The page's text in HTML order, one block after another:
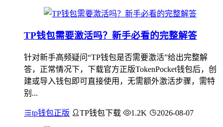
TP钱包需要激活吗？新手必看的完整解答
针对新手高频疑问“TP钱包是否需要激活”给出完整解
答，正常情况下，下载官方正版TokenPocket钱包后，创
建或导入钱包即可直接使用，无需额外激活步骤，需特
别...
tp钱包正版 TP钱包下载 1.2K 2026-08-07